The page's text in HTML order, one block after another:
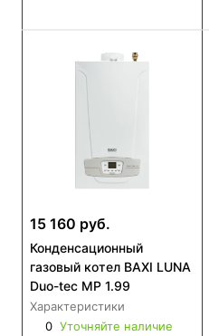
15 160 руб.
Конденсационный
газовый котел BAXI LUNA
Duo-tec MP 1.99
Характеристики
0 Уточняйте наличие